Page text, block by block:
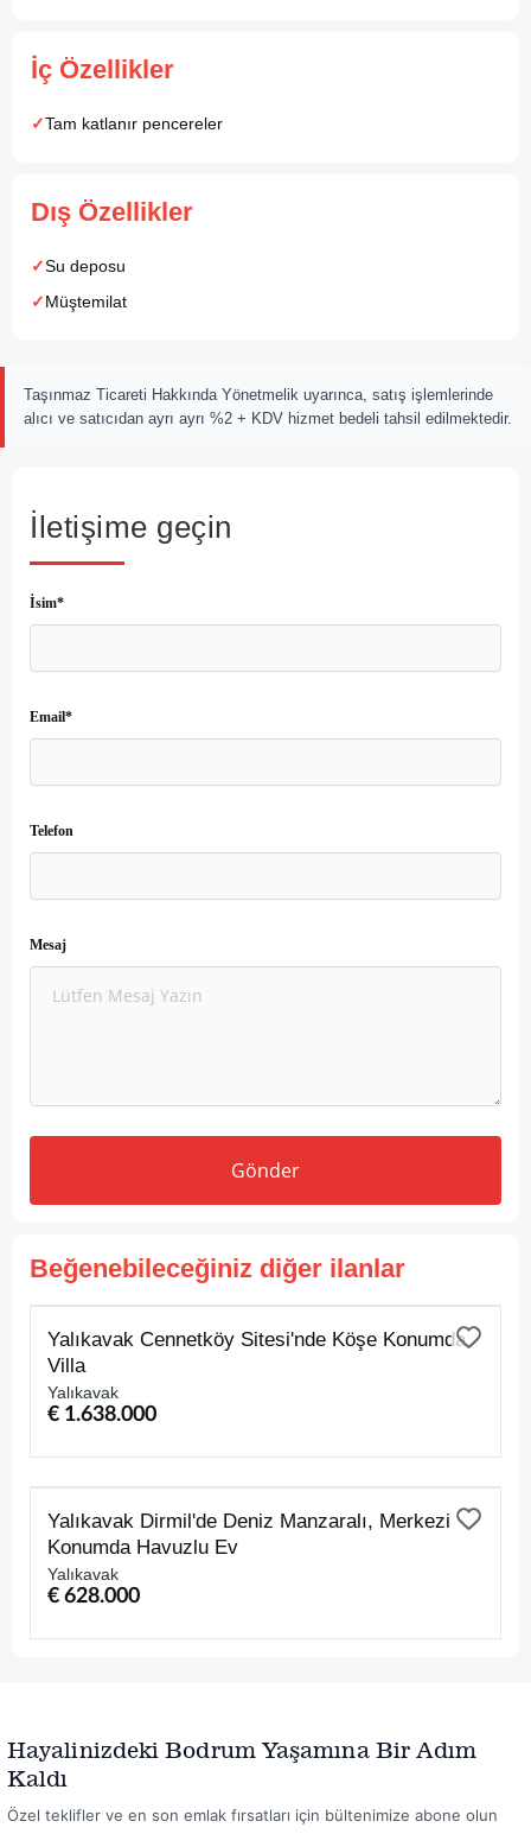
İç Özellikler
Tam katlanır pencereler
Dış Özellikler
Su deposu
Müştemilat
Taşınmaz Ticareti Hakkında Yönetmelik uyarınca, satış işlemlerinde
alıcı ve satıcıdan ayrı ayrı %2 + KDV hizmet bedeli tahsil edilmektedir.
İletişime geçin
İsim*
Email*
Telefon
Mesaj
Gönder
Beğenebileceğiniz diğer ilanlar
SATILIK
Yalıkavak Cennetköy Sitesi'nde Köşe Konumda
Villa
Yalıkavak
€ 1.638.000
SATILIK
Yalıkavak Dirmil'de Deniz Manzaralı, Merkezi
Konumda Havuzlu Ev
Yalıkavak
€ 628.000
Hayalinizdeki Bodrum Yaşamına Bir Adım
Kaldı
Özel teklifler ve en son emlak fırsatları için bültenimize abone olun